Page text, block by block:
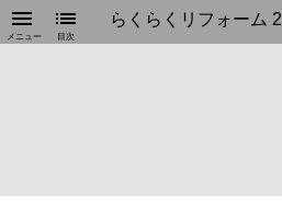
menu
メニュー
らくらくリフォーム
list
目次